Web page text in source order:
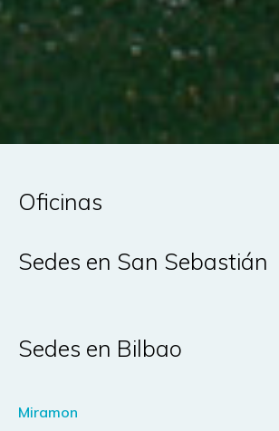
Oficinas
Sedes en San Sebastián
Sedes en Bilbao
Miramon